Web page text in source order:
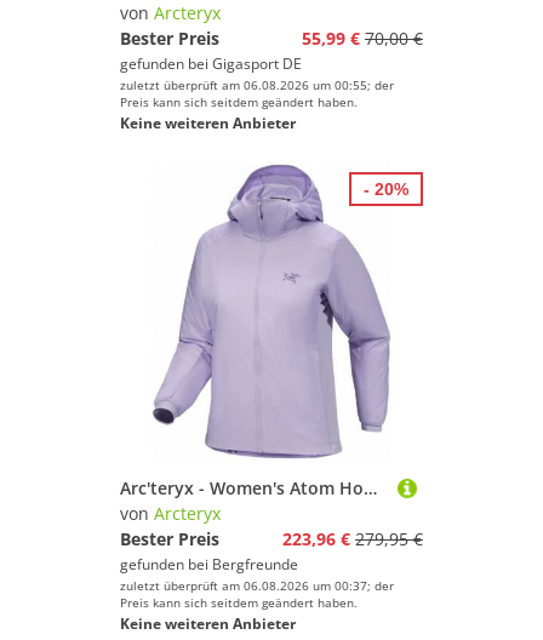
von Arcteryx
Bester Preis
55,99 € 70,00 €
gefunden bei Gigasport DE
zuletzt überprüft am 06.08.2026 um 00:55; der
Preis kann sich seitdem geändert haben.
Keine weiteren Anbieter
Arc'teryx - Women's Atom Hoody - Kunstfaserjacke Gr XL lila
von Arcteryx
Bester Preis
223,96 € 279,95 €
gefunden bei Bergfreunde
zuletzt überprüft am 06.08.2026 um 00:37; der
Preis kann sich seitdem geändert haben.
Keine weiteren Anbieter
- 20%